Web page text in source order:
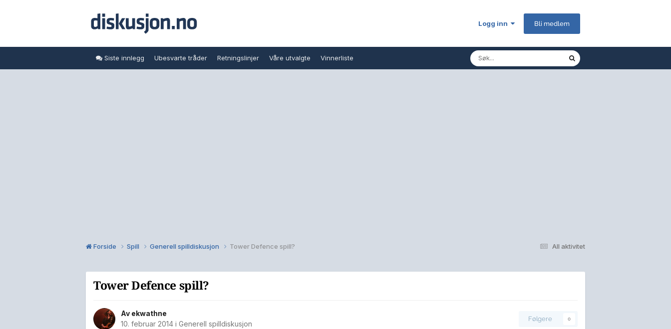
Logg inn Bli medlem
Siste innlegg Ubesvarte tråder Retningslinjer Våre utvalgte Vinnerliste
All aktivitet
Forside Spill Generell spilldiskusjon Tower Defence spill?
Tower Defence spill?
Av ekwathne
10. februar 2014 i Generell spilldiskusjon
Følgere 0